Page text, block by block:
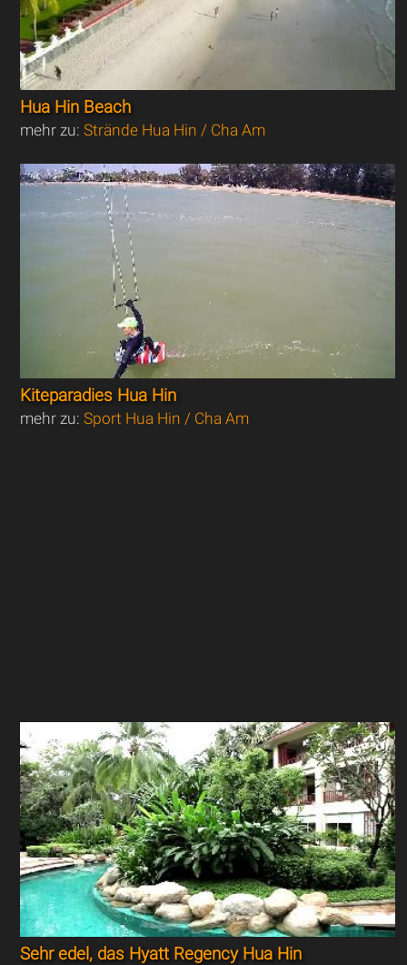
Hua Hin Beach
mehr zu:Strände Hua Hin / Cha Am
Kiteparadies Hua Hin
mehr zu:Sport Hua Hin / Cha Am
Sehr edel, das Hyatt Regency Hua Hin